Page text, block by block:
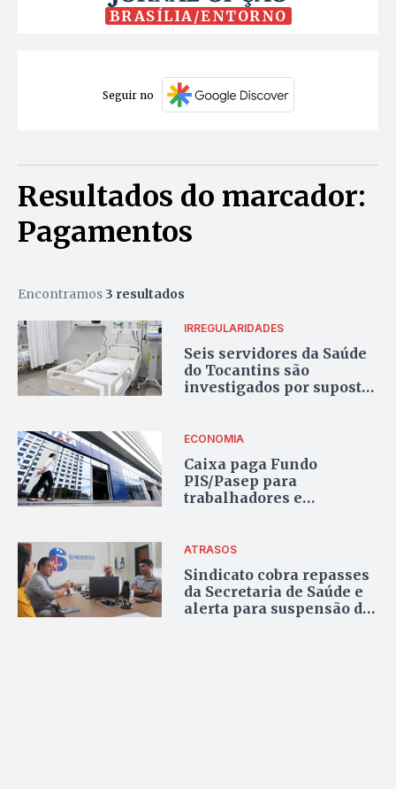
BRASÍLIA/ENTORNO
Seguir no
Resultados do marcador:
Pagamentos
Encontramos 3 resultados
IRREGULARIDADES
Seis servidores da Saúde
do Tocantins são
investigados por suposto
de pacientes
ECONOMIA
Caixa paga Fundo
PIS/Pasep para
trabalhadores e
ATRASOS
Sindicato cobra repasses
da Secretaria de Saúde e
alerta para suspensão de